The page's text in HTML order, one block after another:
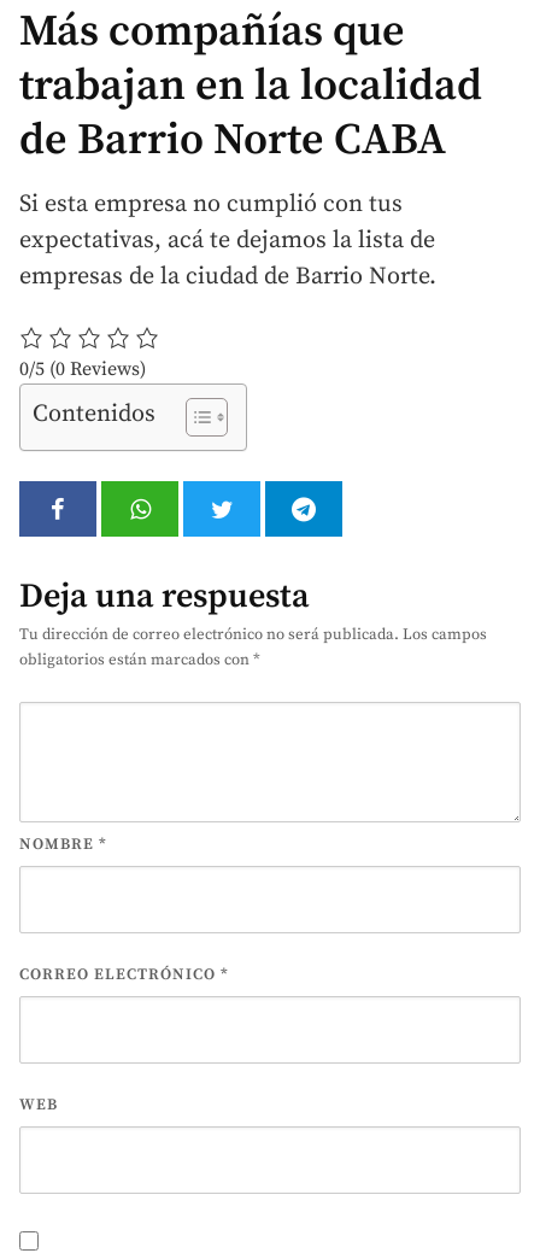
Más compañías que
trabajan en la localidad
de Barrio Norte CABA
Si esta empresa no cumplió con tus
expectativas, acá te dejamos la lista de
empresas de la ciudad de Barrio Norte.
0/5 (0 Reviews)
Contenidos
Deja una respuesta
Tu dirección de correo electrónico no será publicada. Los campos
obligatorios están marcados con*
NOMBRE *
CORREO ELECTRÓNICO *
WEB